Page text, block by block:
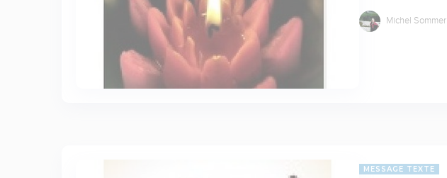
Michel Sommer
MESSAGE TEXTE